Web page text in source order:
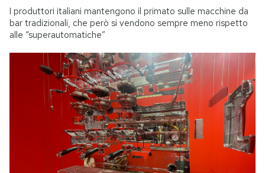
I produttori italiani mantengono il primato sulle macchine da
bar tradizionali, che però si vendono sempre meno rispetto
alle “superautomatiche”